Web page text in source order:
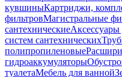
кувшиныКартриджи,
фильтровМагистральные
сантехническиеАксессуары
систем сантехнических
полипропиленовые
гидроаккумуляторы
туалетаМебель для ванной